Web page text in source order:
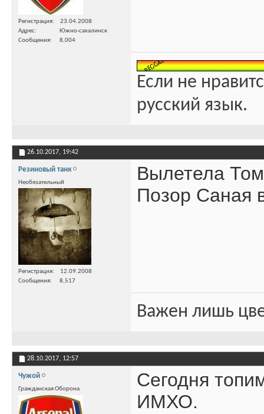
Регистрация
23.04.2008
Адрес
Южно-сахалинск
Сообщения
8,004
Если не
русский язык.
26.10.2017, 19:42
Резиновый танк
Необязательный
Регистрация
12.09.2008
Сообщения
8,517
Вылетела
Позор Саная
Важен лишь
28.10.2017, 12:57
Чужой
Гражданская Оборона
Сегодня
ИМХО.